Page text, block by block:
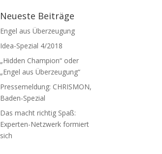
Neueste Beiträge
Engel aus Überzeugung
Idea-Spezial 4/2018
„Hidden Champion“ oder
„Engel aus Überzeugung“
Pressemeldung: CHRISMON,
Baden-Spezial
Das macht richtig Spaß:
Experten-Netzwerk formiert
sich